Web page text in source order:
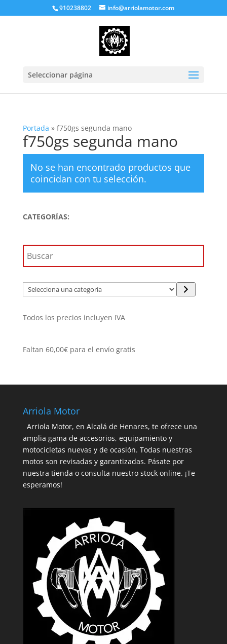
910238802 info@arriolamotor.com
Seleccionar página
Portada » f750gs segunda mano
f750gs segunda mano
No se han encontrado productos que
coincidan con tu selección.
CATEGORÍAS:
Selecciona
una
Todos los precios incluyen IVA
Faltan 60,00€para el envío gratis
Arriola Motor
Arriola Motor, en Alcalá de Henares, te ofrece una
amplia gama de accesorios, equipamiento y
motocicletas nuevas y de ocasión. Todas nuestras
motos son revisadas y garantizadas. Pásate por
nuestra tienda o consulta nuestro stock online. ¡Te
esperamos!